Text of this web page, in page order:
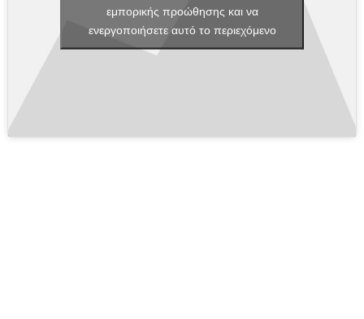
εμπορικής προώθησης και να
ενεργοποιήσετε αυτό το περιεχόμενο